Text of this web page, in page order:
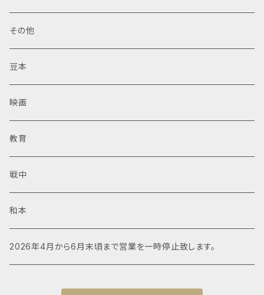
その他
豆本
映画
教育
戦中
和本
2026年4月から6月末頃まで営業を一時停止致します。